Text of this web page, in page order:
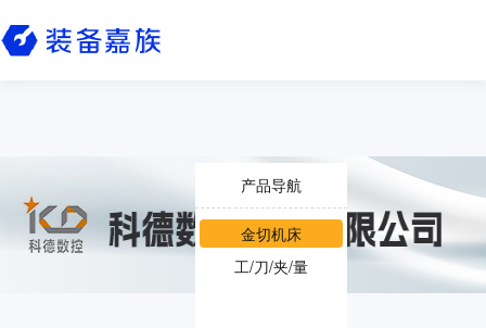
产品导航
金切机床
工/刀/夹/量